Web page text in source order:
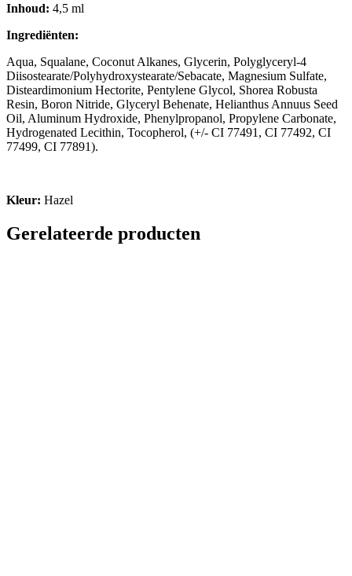
Inhoud: 4,5 ml
Ingrediënten:
Aqua, Squalane, Coconut Alkanes, Glycerin, Polyglyceryl-4
Diisostearate/Polyhydroxystearate/Sebacate, Magnesium Sulfate,
Disteardimonium Hectorite, Pentylene Glycol, Shorea Robusta
Resin, Boron Nitride, Glyceryl Behenate, Helianthus Annuus Seed
Oil, Aluminum Hydroxide, Phenylpropanol, Propylene Carbonate,
Hydrogenated Lecithin, Tocopherol, (+/- CI 77491, CI 77492, CI
77499, CI 77891).
Kleur: Hazel
Gerelateerde producten